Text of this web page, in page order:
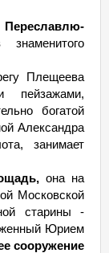
Плещеева
пейзажами,
богатой
Александра
занимает
она на
Московской
старины -
Юрием
сооружение